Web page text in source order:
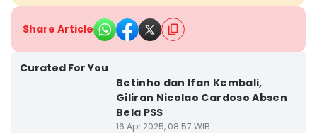
Share Article
Curated For You
Betinho dan Ifan Kembali,
Giliran Nicolao Cardoso Absen
Bela PSS
16 Apr 2025, 08:57 WIB